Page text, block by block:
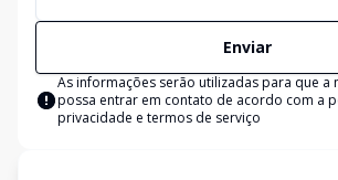
Enviar
As informações serão utilizadas para que a
possa entrar em contato de acordo com a
privacidade e termos de serviço